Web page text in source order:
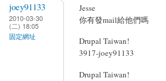
joey91133
2010-03-30
(二) 18:05
固定網址
Jesse
你有發mail給他們嗎
Drupal Taiwan!
3917-joey91133
Drupal Taiwan!